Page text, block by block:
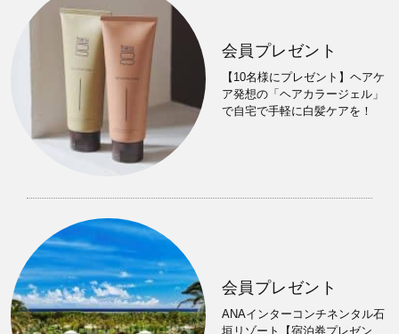
会員プレゼント
【10名様にプレゼント】ヘアケ
ア発想の「ヘアカラージェル」
で自宅で手軽に白髪ケアを！
会員プレゼント
ANAインターコンチネンタル石
垣リゾート【宿泊券プレゼン